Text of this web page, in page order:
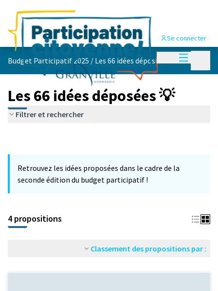
Menu
Se connecter
Budget Participatif 2025 / Les 66 idées déposées 💡
Les 66 idées déposées 💡
Filtrer et rechercher
Retrouvez les idées proposées dans le cadre de la
seconde édition du budget participatif !
4 propositions
Classement des propositions par :